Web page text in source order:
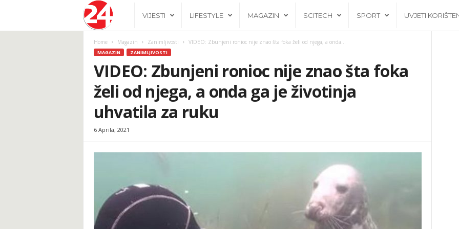
.
b
a
VIJESTI LIFESTYLE MAGAZIN SCITECH SPORT UVJETI
Home Magazin Zanimljivosti VIDEO: Zbunjeni ronioc nije znao šta foka želi od njega, a onda...
MAGAZIN ZANIMLJIVOSTI
VIDEO: Zbunjeni ronioc nije znao šta foka
želi od njega, a onda ga je životinja
uhvatila za ruku
6 Aprila, 2021